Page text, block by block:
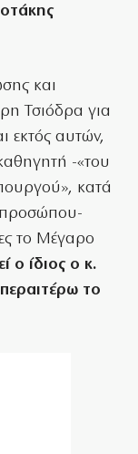
και
Τσιόδρα για
εκτός αυτών,
-«του
κατά
το Μέγαρο
ο ίδιος ο κ.
το